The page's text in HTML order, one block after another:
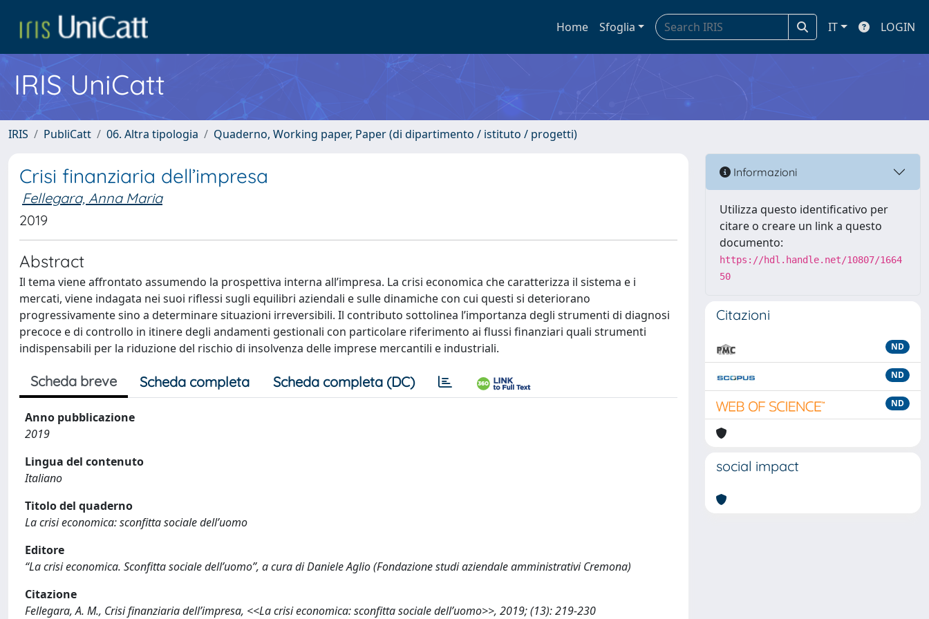
Home Sfoglia IT LOGIN
IRIS UniCatt
IRIS PubliCatt 06. Altra tipologia Quaderno, Working paper, Paper (di dipartimento / istituto / progetti)
Crisi finanziaria dell’impresa
Fellegara, Anna Maria
2019
Abstract
Il tema viene affrontato assumendo la prospettiva interna all’impresa. La crisi economica che caratterizza il sistema e i
mercati, viene indagata nei suoi riflessi sugli equilibri aziendali e sulle dinamiche con cui questi si deteriorano
progressivamente sino a determinare situazioni irreversibili. Il contributo sottolinea l’importanza degli strumenti di diagnosi
precoce e di controllo in itinere degli andamenti gestionali con particolare riferimento ai flussi finanziari quali strumenti
indispensabili per la riduzione del rischio di insolvenza delle imprese mercantili e industriali.
Scheda breve Scheda completa Scheda completa (DC)
Anno pubblicazione
2019
Lingua del contenuto
Italiano
Titolo del quaderno
La crisi economica: sconfitta sociale dell’uomo
Editore
“La crisi economica. Sconfitta sociale dell’uomo”, a cura di Daniele Aglio (Fondazione studi aziendale amministrativi Cremona)
Citazione
Fellegara, A. M., Crisi finanziaria dell’impresa, <<La crisi economica: sconfitta sociale dell’uomo>>, 2019; (13): 219-230
Informazioni
Utilizza questo identificativo per
citare o creare un link a questo
documento:
https://hdl.handle.net/10807/1664
50
Citazioni
ND
ND
ND
social impact